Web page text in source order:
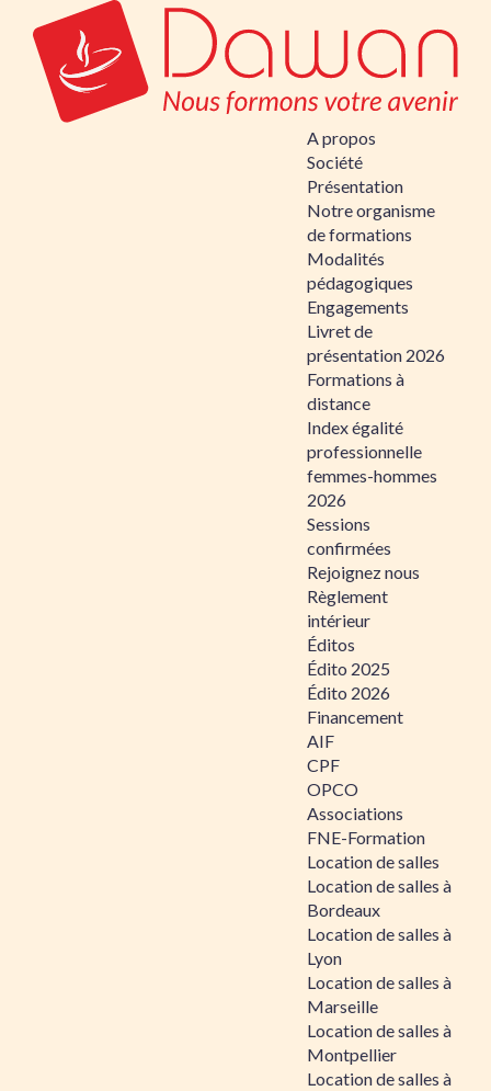
A propos
Société
Présentation
Notre organisme
de formations
Modalités
pédagogiques
Engagements
Livret de
présentation 2026
Formations à
distance
Index égalité
professionnelle
femmes-hommes
2026
Sessions
confirmées
Rejoignez nous
Règlement
intérieur
Éditos
Édito 2025
Édito 2026
Financement
AIF
CPF
OPCO
Associations
FNE-Formation
Location de salles
Location de salles à
Bordeaux
Location de salles à
Lyon
Location de salles à
Marseille
Location de salles à
Montpellier
Location de salles à